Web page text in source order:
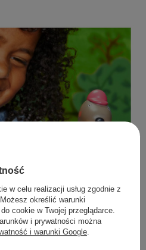
w celu realizacji usług zgodnie z
określić warunki
cookie w Twojej przeglądarce.
i prywatności można
i warunki Google.